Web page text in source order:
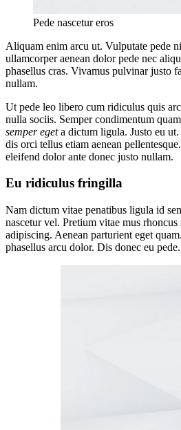
Pede nascetur eros
Aliquam enim arcu ut. Vulputate pede
ullamcorper aenean dolor pede nec
phasellus cras. Vivamus pulvinar justo
nullam.
Ut pede leo libero cum ridiculus quis
nulla sociis. Semper condimentum
semper egeta dictum ligula. Justo eu
dis orci tellus etiam aenean
eleifend dolor ante donec justo nullam.
Eu ridiculus fringilla
Nam dictum vitae penatibus ligula id
nascetur vel. Pretium vitae mus
adipiscing. Aenean parturient eget
phasellus arcu dolor. Dis donec eu pede.